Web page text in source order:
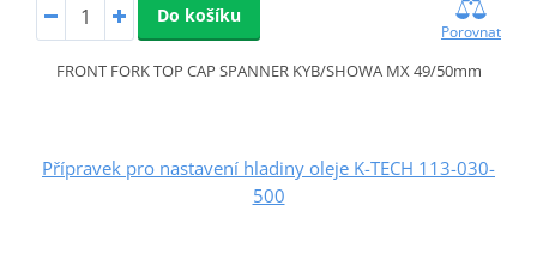
Do košíku
Porovnat
FRONT FORK TOP CAP SPANNER KYB/SHOWA MX 49/50mm
Přípravek pro nastavení hladiny oleje K-TECH 113-030-
500